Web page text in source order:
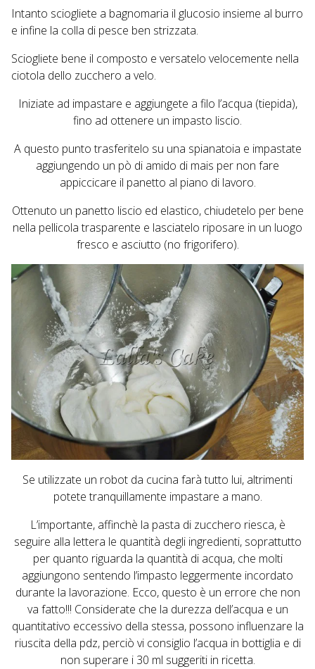
Intanto sciogliete a bagnomaria il glucosio insieme al burro
e infine la colla di pesce ben strizzata.
Sciogliete bene il composto e versatelo velocemente nella
ciotola dello zucchero a velo.
Iniziate ad impastare e aggiungete a filo l’acqua (tiepida),
fino ad ottenere un impasto liscio.
A questo punto trasferitelo su una spianatoia e impastate
aggiungendo un pò di amido di mais per non fare
appiccicare il panetto al piano di lavoro.
Ottenuto un panetto liscio ed elastico, chiudetelo per bene
nella pellicola trasparente e lasciatelo riposare in un luogo
fresco e asciutto (no frigorifero).
Se utilizzate un robot da cucina farà tutto lui, altrimenti
potete tranquillamente impastare a mano.
L’importante, affinchè la pasta di zucchero riesca, è
seguire alla lettera le quantità degli ingredienti, soprattutto
per quanto riguarda la quantità di acqua, che molti
aggiungono sentendo l’impasto leggermente incordato
durante la lavorazione. Ecco, questo è un errore che non
va fatto!!! Considerate che la durezza dell’acqua e un
quantitativo eccessivo della stessa, possono influenzare la
riuscita della pdz, perciò vi consiglio l’acqua in bottiglia e di
non superare i 30 ml suggeriti in ricetta.